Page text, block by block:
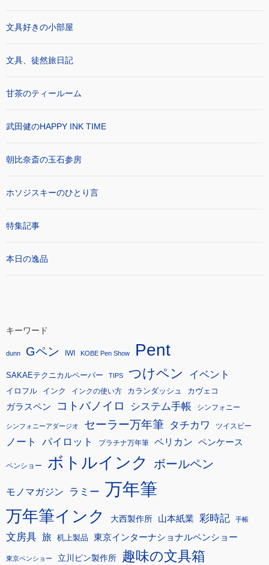
文具好きの小部屋
文具、徒然旅日記
甘茶のティールーム
武田健のHAPPY INK TIME
朝比奈斎の玉石参房
ホソジスキーのひとり言
特集記事
本日の逸品
キーワード
dunn Gペン IWI KOBE Pen Show Pent
SAKAEテクニカルペーパー TIPS つけペン イベント
イロフル インク インクの使い方 カランダッシュ カヴェコ
ガラスペン コトバノイロ システム手帳 シンフォニー
シンフォニーアダージオ セーラー万年筆 タチカワ ツイスビー
ノート パイロット プラチナ万年筆 ペリカン ペンケース
ペンショー ボトルインク ボールペン
モノマガジン ラミー 万年筆
万年筆インク 大西製作所 山本紙業 彩時記 手帳
文房具 旅 机上製品 東京インターナショナルペンショー
東京ペンショー 立川ピン製作所 趣味の文具箱